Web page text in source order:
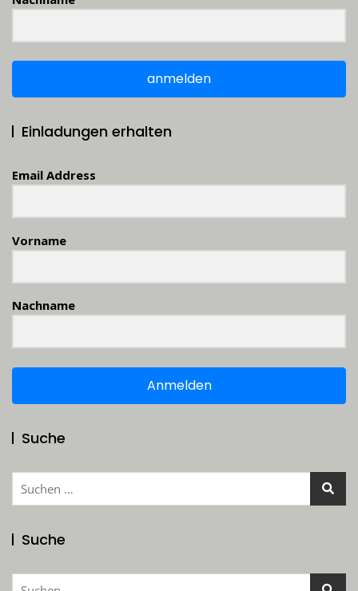
anmelden
Einladungen erhalten
Email Address
Vorname
Nachname
Anmelden
Suche
Suchen
Suche
Suchen